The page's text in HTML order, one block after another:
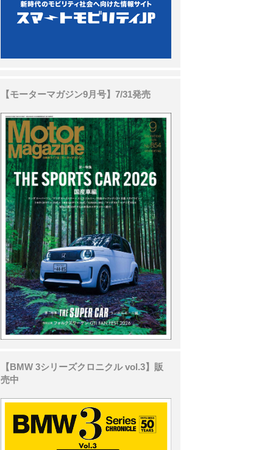
【モーターマガジン9月号】7/31発売
【BMW 3シリーズクロニクル vol.3】販
売中